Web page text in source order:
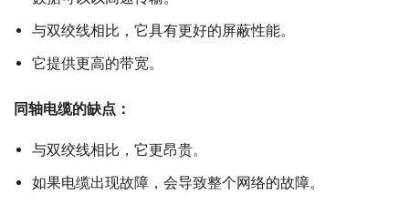
与双绞线相比，它具有更好的屏蔽性能。
它提供更高的带宽。
同轴电缆的缺点：
与双绞线相比，它更昂贵。
如果电缆出现故障，会导致整个网络的故障。